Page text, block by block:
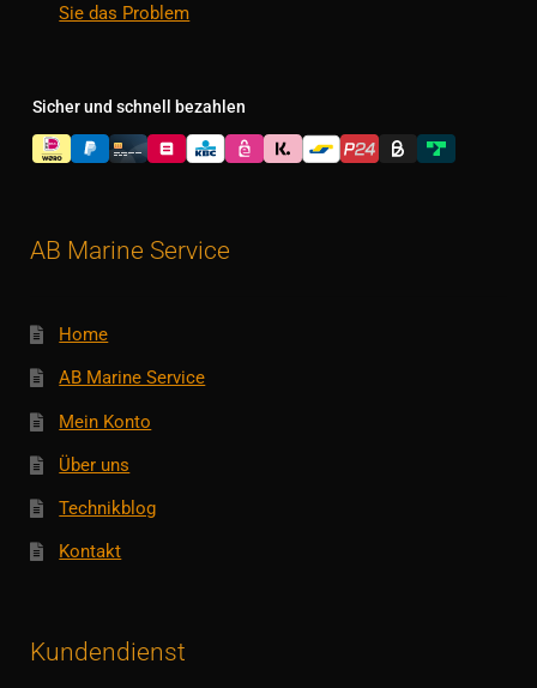
Sie das Problem
Sicher und schnell bezahlen
AB Marine Service
Home
AB Marine Service
Mein Konto
Über uns
Technikblog
Kontakt
Kundendienst